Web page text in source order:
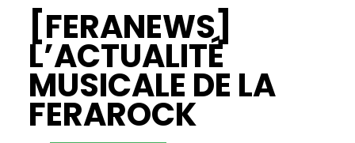
[FERANEWS]
L’ACTUALITÉ
MUSICALE DE LA
FERAROCK